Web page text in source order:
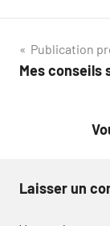
de
Publication
Mes
Laisser un